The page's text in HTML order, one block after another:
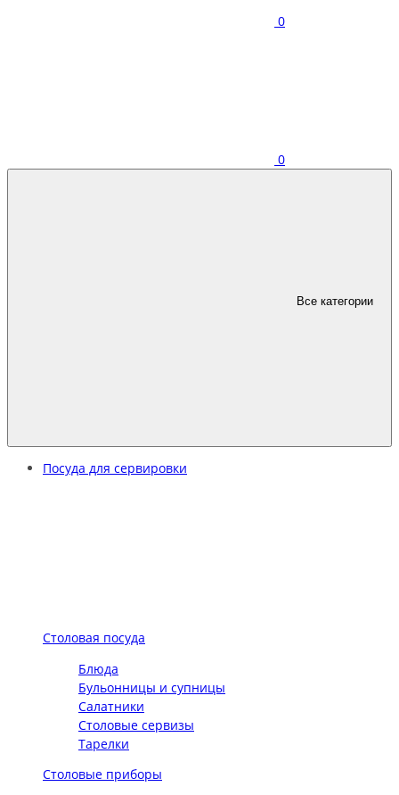
0
0
Все категории
Посуда для сервировки
Столовая посуда
Блюда
Бульонницы и супницы
Салатники
Столовые сервизы
Тарелки
Столовые приборы